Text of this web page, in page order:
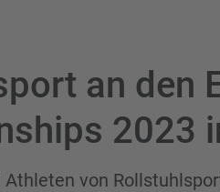
an den
2023
von